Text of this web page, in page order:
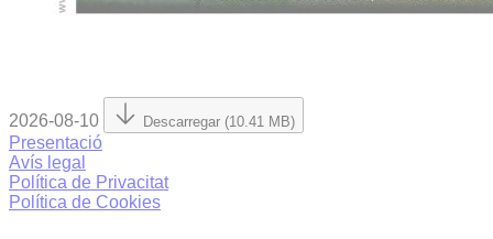
2026-08-10 Descarregar (10.41 MB)
Presentació
Avís legal
Política de Privacitat
Política de Cookies